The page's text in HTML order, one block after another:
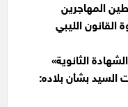
المهاجرين
الليبي
الثانوية»
السيد بشأن بلاده: